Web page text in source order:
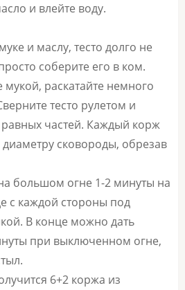
и влейте воду.
и маслу, тесто долго не
соберите его в ком.
мукой, раскатайте немного
тесто рулетом и
частей. Каждый корж
диаметру сковороды, обрезав
большом огне 1-2 минуты на
с каждой стороны под
В конце можно дать
при выключенном огне,
6+2 коржа из